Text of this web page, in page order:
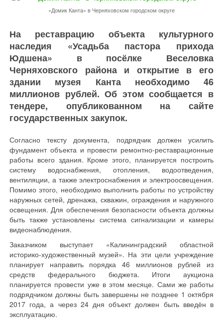
«Домик Канта» в Черняховском городском округе
На реставрацию объекта культурного
наследия «Усадьба пастора прихода
Юдшена» в посёлке Веселовка
Черняховского района и открытие в его
здании музея Канта необходимо 46
миллионов рублей. Об этом сообщается в
тендере, опубликованном на сайте
государственных закупок.
Согласно тексту документа, подрядчик должен усилить
фундамент объекта и провести ремонтно-реставрационные
работы всего здания. Кроме этого, планируется построить
систему водоснабжения, отопления, водоотведения,
вентиляции, а также электроснабжения и электроосвещения.
Помимо этого, необходимо выполнить работы по устройству
наружных сетей, дренажа, скважин, ограждения и наружного
освещения. Для обеспечения безопасности объекта должны
быть также установлены система сигнализации и камеры
видеонаблюдения.
Заказчиком выступает «Калининградский областной
историко-художественный музей». На эти цели учреждение
планирует направить порядка 46 миллионов рублей из
средств федерального бюджета. Итоги аукциона
планируется провести уже в этом месяце. Сами же работы
подрядчиком должны быть завершены не позднее 1 октября
2017 года, а через 24 дня объект должен быть введён в
эксплуатацию.